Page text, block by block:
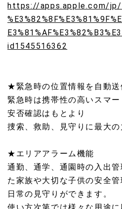
https://apps.apple.com/
id1545516362
★緊急時の位置情報を自動送
緊急時は携帯性の高いスマ
安否確認はもとより
捜索、救助、見守りに最大の
★エリアアラーム機能
通勤、通学、 通園時の入出
た家族や大切な子供の安全管
日常の見守りができます。
使い方次第では様々な用途に